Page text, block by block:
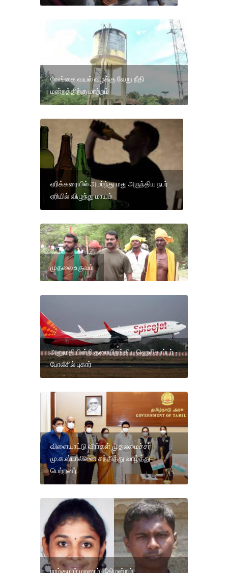
வேங்கை வயல் வழக்கு வேறு நீதி
மன்றத்திற்கு மாற்றம்
ஏரிக்கரையில் அமர்ந்து மது அருந்திய நபர்
ஏரியில் விழுந்து மாயம்
முதலை உருவம்
அனுமதியின்றி தரையிறங்கிய ஹெலிகாப்டர் -
போலீசில் புகார்
விளையாட்டு வீரா்கள் முதலமைச்சர்
மு.க.ஸ்டாலினை சந்தித்து வாழ்த்து
பெற்றனர்.
ராம்குமார் மரணம்: நீதிமன்றம்